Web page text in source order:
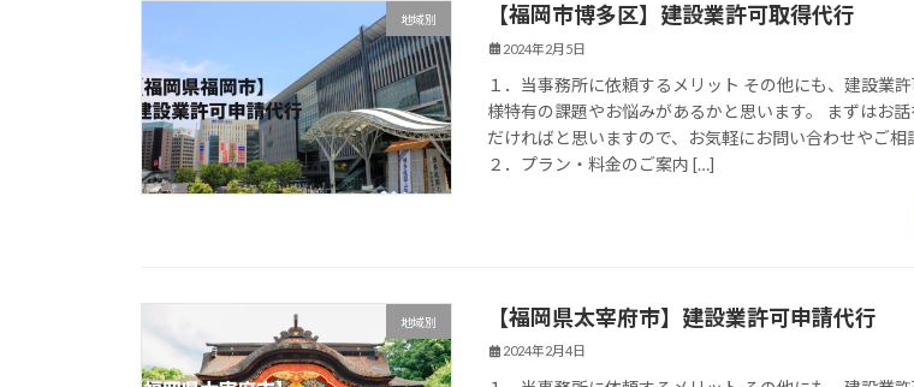
地域別 【福岡市博多区】建設業許可取得代行
2024年2月5日
１．当事務所に依頼するメリット その他にも、建設業
様特有の課題やお悩みがあるかと思います。 まずはお
だければと思いますので、お気軽にお問い合わせやご相
２．プラン・料金のご案内 […]
地域別 【福岡県太宰府市】建設業許可申請代行
2024年2月4日